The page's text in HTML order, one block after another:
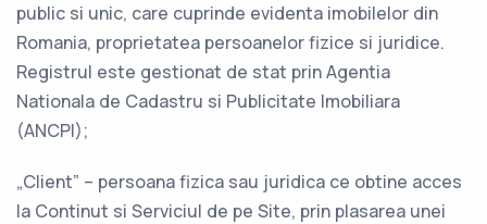
public si unic, care cuprinde evidenta imobilelor din
Romania, proprietatea persoanelor fizice si juridice.
Registrul este gestionat de stat prin Agentia
Nationala de Cadastru si Publicitate Imobiliara
(ANCPI);
„Client” – persoana fizica sau juridica ce obtine acces
la Continut si Serviciul de pe Site, prin plasarea unei